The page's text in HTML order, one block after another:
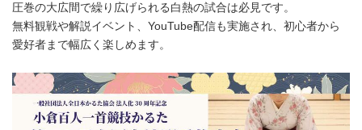
圧巻の大広間で繰り広げられる白熱の試合は必見です。
無料観戦や解説イベント、YouTube配信も実施され、初心者から
愛好者まで幅広く楽しめます。